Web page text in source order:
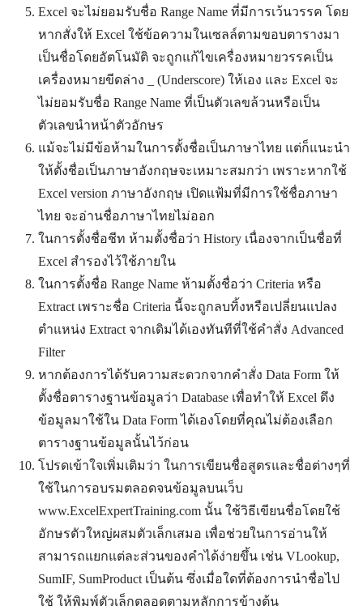
Excel จะไม่ยอมรับชื่อ Range Name ที่มีการเว้นวรรค โดย
หากสั่งให้ Excel ใช้ข้อความในเซลล์ตามขอบตารางมา
เป็นชื่อโดยอัตโนมัติ จะถูกแก้ไขเครื่องหมายวรรคเป็น
เครื่องหมายขีดล่าง _ (Underscore) ให้เอง และ Excel จะ
ไม่ยอมรับชื่อ Range Name ที่เป็นตัวเลขล้วนหรือเป็น
ตัวเลขนำหน้าตัวอักษร
แม้จะไม่มีข้อห้ามในการตั้งชื่อเป็นภาษาไทย แต่ก็แนะนำ
ให้ตั้งชื่อเป็นภาษาอังกฤษจะเหมาะสมกว่า เพราะหากใช้
Excel version ภาษาอังกฤษ เปิดแฟ้มที่มีการใช้ชื่อภาษา
ไทย จะอ่านชื่อภาษาไทยไม่ออก
ในการตั้งชื่อชีท ห้ามตั้งชื่อว่า History เนื่องจากเป็นชื่อที่
Excel สำรองไว้ใช้ภายใน
ในการตั้งชื่อ Range Name ห้ามตั้งชื่อว่า Criteria หรือ
Extract เพราะชื่อ Criteria นี้จะถูกลบทิ้งหรือเปลี่ยนแปลง
ตำแหน่ง Extract จากเดิมได้เองทันทีที่ใช้คำสั่ง Advanced
Filter
หากต้องการได้รับความสะดวกจากคำสั่ง Data Form ให้
ตั้งชื่อตารางฐานข้อมูลว่า Database เพื่อทำให้ Excel ดึง
ข้อมูลมาใช้ใน Data Form ได้เองโดยที่คุณไม่ต้องเลือก
ตารางฐานข้อมูลนั้นไว้ก่อน
โปรดเข้าใจเพิ่มเติมว่า ในการเขียนชื่อสูตรและชื่อต่างๆที่
ใช้ในการอบรมตลอดจนข้อมูลบนเว็บ
www.ExcelExpertTraining.com นั้น ใช้วิธีเขียนชื่อโดยใช้
อักษรตัวใหญ่ผสมตัวเล็กเสมอ เพื่อช่วยในการอ่านให้
สามารถแยกแต่ละส่วนของคำได้ง่ายขึ้น เช่น VLookup,
SumIF, SumProduct เป็นต้น ซึ่งเมื่อใดที่ต้องการนำชื่อไป
ใช้ ให้พิมพ์ตัวเล็กตลอดตามหลักการข้างต้น